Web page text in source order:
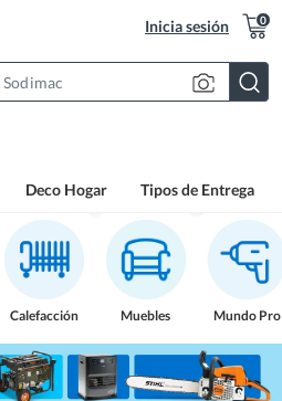
Inicia sesión 0
Deco Hogar Tipos de Entrega
Calefacción Muebles Mundo Pro